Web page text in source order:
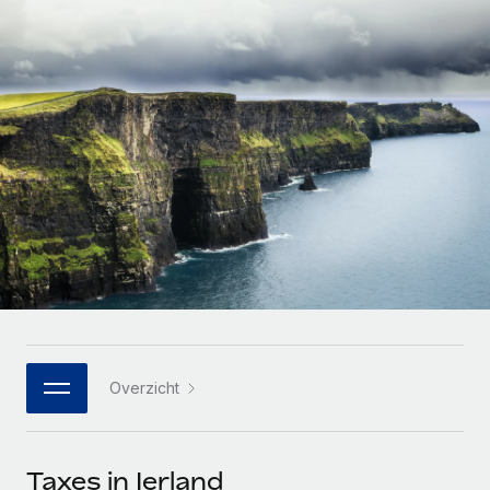
PEO
Ingewikkelde HR-taken eenvoudig uitbesteden
INFRASTRUCTUUR
Remote Embedded
HR naadloos in workflows integreren
Platform
Ingebouwde essentiële HR-functies voor je team
Integraties
GROEIFASE
Start-ups
Flexibele global HR en payroll solutions voor groeiende
bedrijven
Mid-market
Teams uitbreiden met HR solutions op maat
Enterprise
Global HR voor grote bedrijven
WERK MET ONS SAMEN
Strategische technologiepartners
Een partner worden
Ontdek valuta-opties en betaalsnelheden voor
internationale zzp'ers
LEREN MET REMOTE
Onderzoek en gidsen
Casestudy's
HR-woordenlijst
Checklists en templates
Webinars
Nederlands
Français
Deutsch
Español
Italiano
Português (Portugal)
日本語
한국어
Inloggen
Overzicht
Taxes in Ierland